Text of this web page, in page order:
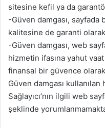
sitesine kefil ya da
-Güven damgası,
kalitesine de garanti
-Güven damgası, web
hizmetin ifasına yahut
finansal bir güvence
Güven damgası
Sağlayıcı’nın ilgili web
şeklinde